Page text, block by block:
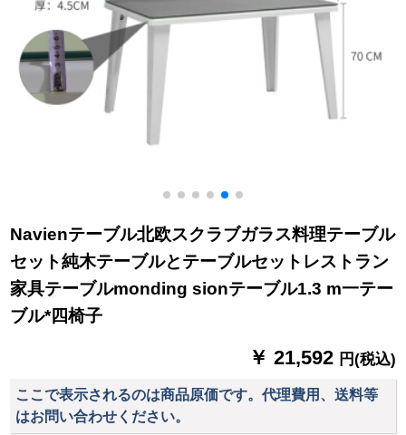
Navienテーブル北欧スクラブガラス料理テーブル
セット純木テーブルとテーブルセットレストラン
家具テーブルmonding sionテーブル1.3 m一テー
ブル*四椅子
￥ 21,592 円(税込)
ここで表示されるのは商品原価です。代理費用、送料等
はお問い合わせください。